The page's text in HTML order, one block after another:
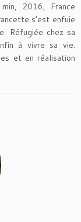
2016, France
s’est enfuie
Réfugiée chez sa
à vivre sa vie.
et en réalisation